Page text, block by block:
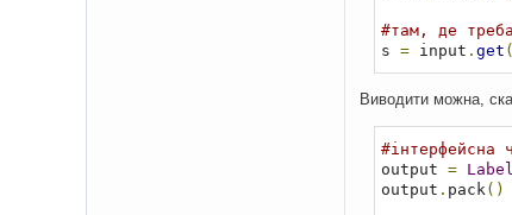
#там, де
s = input . get
Виводити можна,
#інтерфейсна
output = Label
output . pack()